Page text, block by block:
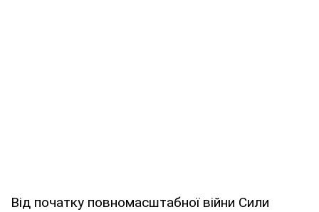
Від початку повномасштабної війни Сили